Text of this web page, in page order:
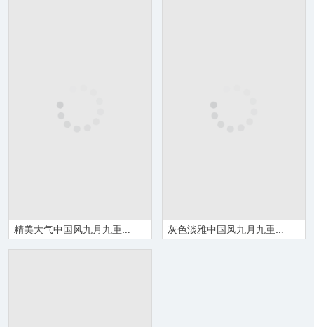
精美大气中国风九月九重阳节活动策划方案PPT模板 灰色淡雅中国风九月九重阳节介绍主题班会PPT模板